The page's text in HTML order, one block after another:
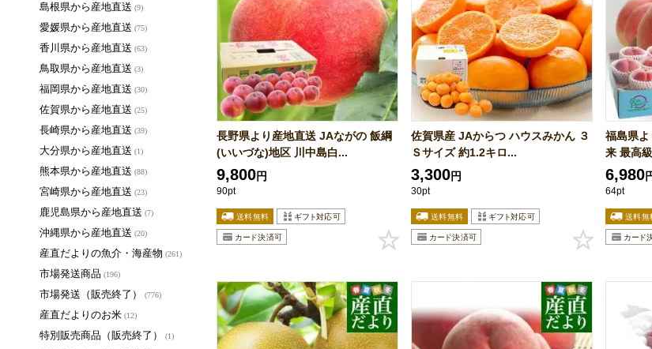
長野県より産地直送 JAながの 飯綱
(いいづな)地区 川中島白...
9,800円
90pt
佐賀県産 JAからつ ハウスみかん ３
Ｓサイズ 約1.2キロ...
3,300円
30pt
福島県
来 最高
6,980
64pt
島根県から産地直送 (9)
愛媛県から産地直送 (75)
香川県から産地直送 (63)
鳥取県から産地直送 (3)
福岡県から産地直送 (30)
佐賀県から産地直送 (25)
長崎県から産地直送 (39)
大分県から産地直送 (1)
熊本県から産地直送 (88)
宮崎県から産地直送 (23)
鹿児島県から産地直送 (7)
沖縄県から産地直送 (20)
産直だよりの魚介・海産物 (261)
市場発送商品 (196)
市場発送（販売終了） (776)
産直だよりのお米 (12)
特別販売商品（販売終了） (1)